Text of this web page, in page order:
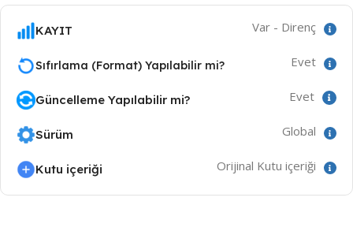
KAYIT Var - Direnç
Sıfırlama (Format) Yapılabilir mi? Evet
Güncelleme Yapılabilir mi? Evet
Sürüm Global
Kutu içeriği Orijinal Kutu içeriği